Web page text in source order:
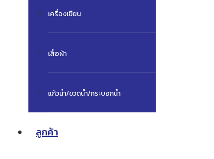
เครื่องเขียน
เสื้อผ้า
แก้วน้ำ/ขวดน้ำ/กระบอกน้ำ
ลูกค้า